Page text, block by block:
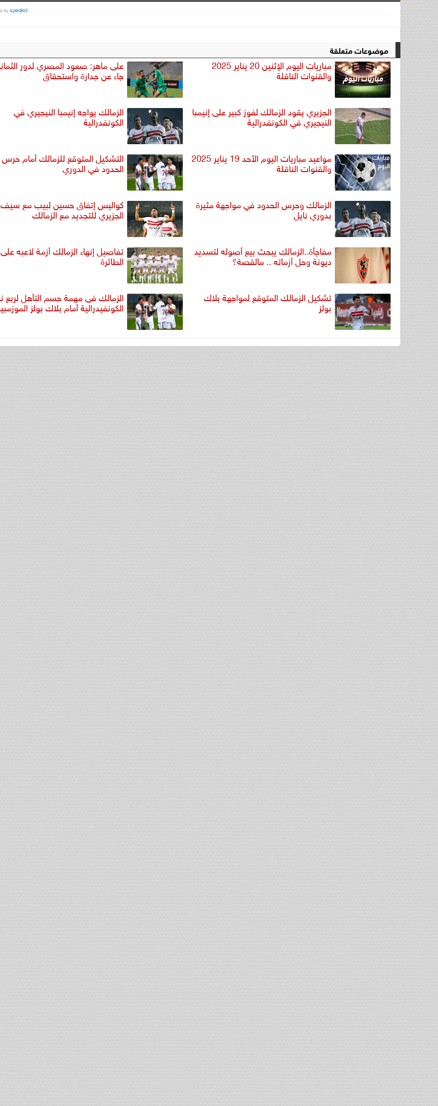
موضوعات متعلقة
مباريات اليوم الإثنين 20 يناير 2025
والقنوات الناقلة
على ماهر: صعود المصري لدور
جاء عن جدارة واستحقاق
الجزيري يقود الزمالك لفوز كبير على إنيمبا
النيجيري في الكونفدرالية
الزمالك يواجه إنيمبا النيجيري في
الكونفدرالية
مواعيد مباريات اليوم الأحد 19 يناير 2025
والقنوات الناقلة
التشكيل المتوقع للزمالك أمام حرس
الحدود في الدوري
الزمالك وحرس الحدود في مواجهة مثيرة
بدوري نايل
كواليس إتفاق حسين لبيب مع سيف
الجزيري للتجديد مع الزمالك
مفاجأة..الزمالك يبحث بيع أصوله لتسديد
ديونة وحل أزماته .. مالقصة؟
تفاصيل إنهاء الزمالك أزمة لاعبه
الطائرة
تشكيل الزمالك المتوقع لمواجهة بلاك
بولز
الزمالك فى مهمة حسم التأهل لربع
الكونفيدرالية أمام بلاك بولز